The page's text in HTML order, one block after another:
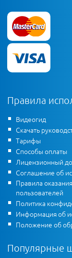
Правила
Видеогид
Скачать
Тарифы
Способы оплаты
Лицензионный
Соглашение об
Правила
пользователей
Политика
Информация об
Положение об
Популярные